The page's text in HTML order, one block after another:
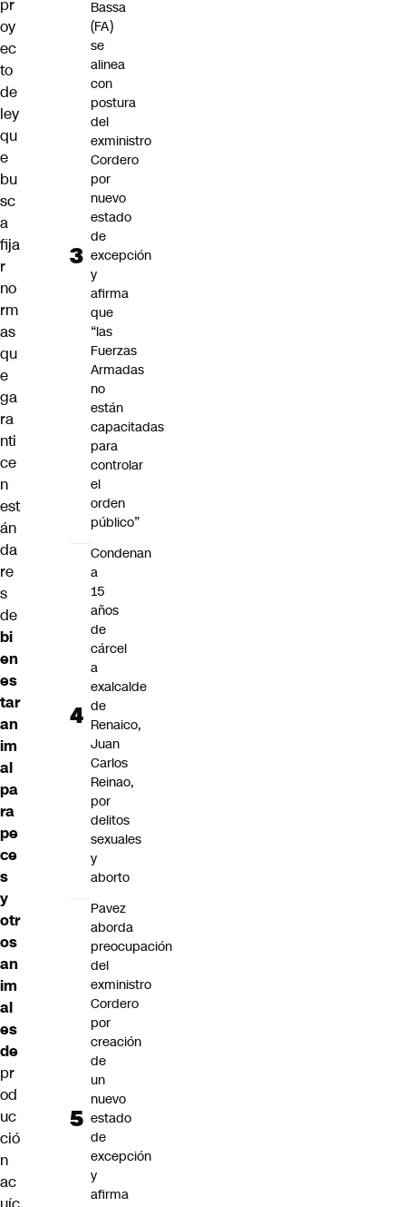
pr
oy
ec
to
de
ley
qu
e
bu
sc
a
fija
r
no
rm
as
qu
e
ga
ra
nti
ce
n
est
án
da
re
s
de
bi
en
es
tar
an
im
al
pa
ra
pe
ce
s
y
otr
os
an
im
al
es
de
pr
od
uc
ció
n
ac
Bassa
(FA)
se
alinea
con
postura
del
exministro
Cordero
por
nuevo
estado
de
excepción
y
afirma
que
“las
Fuerzas
Armadas
no
están
capacitadas
para
controlar
el
orden
público”
Condenan
a
15
años
de
cárcel
a
exalcalde
de
Renaico,
Juan
Carlos
Reinao,
por
delitos
sexuales
y
aborto
Pavez
aborda
preocupación
del
exministro
Cordero
por
creación
de
un
nuevo
estado
de
excepción
y
afirma